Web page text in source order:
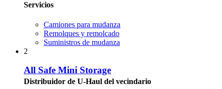
Servicios
Camiones para mudanza
Remolques y remolcado
Suministros de mudanza
2
All Safe Mini Storage
Distribuidor de U-Haul del vecindario